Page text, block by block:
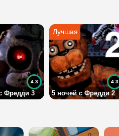
Фредди 3
4.3
5 ночей с Фредди 2
4.3